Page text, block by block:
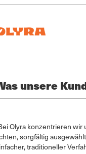
unsere
Olyra konzentrieren wir
sorgfältig
traditioneller